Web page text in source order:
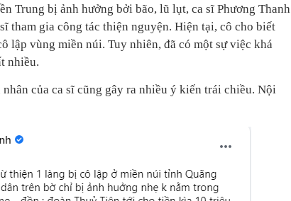
Trung bị ảnh hưởng bởi bão, lũ lụt, ca sĩ Phương Thanh
tham gia công tác thiện nguyện. Hiện tại, cô cho biết
lập vùng miền núi. Tuy nhiên, đã có một sự việc khá
nhiều.
nhân của ca sĩ cũng gây ra nhiều ý kiến trái chiều. Nội